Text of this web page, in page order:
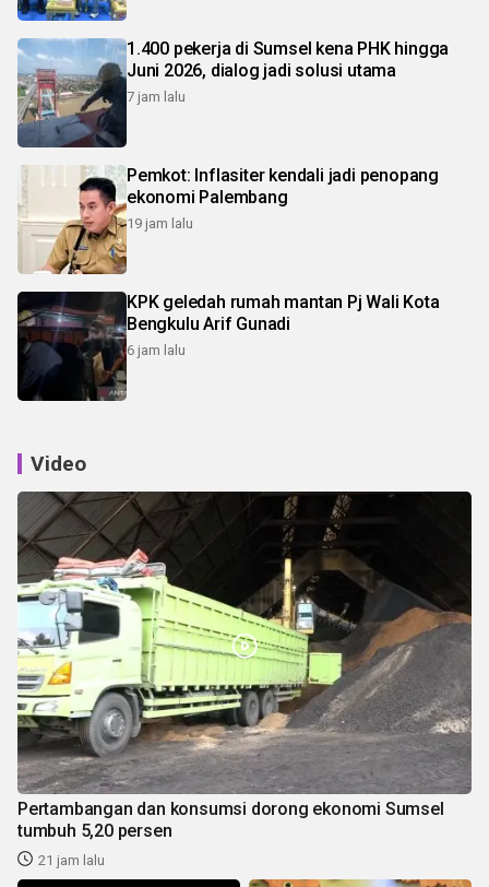
1.400 pekerja di Sumsel kena PHK hingga
Juni 2026, dialog jadi solusi utama
7 jam lalu
Pemkot: Inflasiter kendali jadi penopang
ekonomi Palembang
19 jam lalu
KPK geledah rumah mantan Pj Wali Kota
Bengkulu Arif Gunadi
6 jam lalu
Video
Pertambangan dan konsumsi dorong ekonomi Sumsel
tumbuh 5,20 persen
21 jam lalu